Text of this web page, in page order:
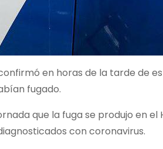
en horas de la tarde de
fugado.
que la fuga se produjo en el
con coronavirus.